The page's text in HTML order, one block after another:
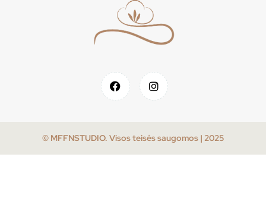
© MFFNSTUDIO. Visos teisės saugomos | 2025